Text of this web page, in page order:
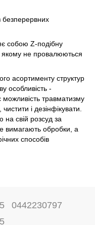
собою Z-подібну
якому не провалюються
асортименту структур
особливість -
травматизму
і дезінфікувати.
на свій розсуд за
вимагають обробки, а
способів
0442230797